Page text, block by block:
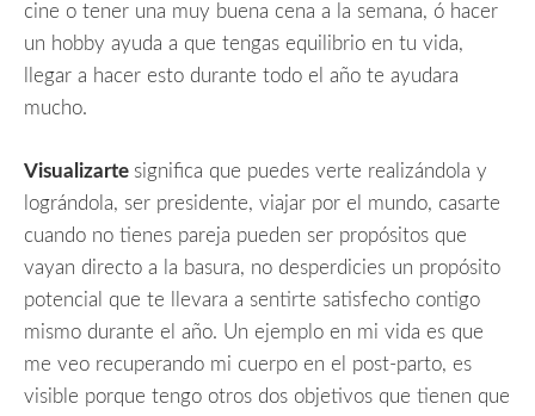
cine o tener una muy buena cena a la semana, ó hacer
un hobby ayuda a que tengas equilibrio en tu vida,
llegar a hacer esto durante todo el año te ayudara
mucho.
Visualizarte significa que puedes verte realizándola y
lográndola, ser presidente, viajar por el mundo, casarte
cuando no tienes pareja pueden ser propósitos que
vayan directo a la basura, no desperdicies un propósito
potencial que te llevara a sentirte satisfecho contigo
mismo durante el año. Un ejemplo en mi vida es que
me veo recuperando mi cuerpo en el post-parto, es
visible porque tengo otros dos objetivos que tienen que